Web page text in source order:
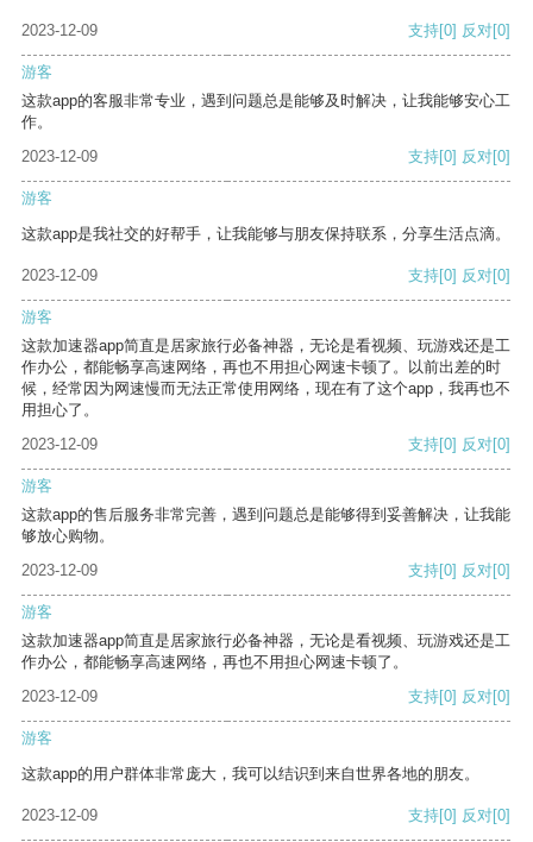
2023-12-09 支持[0] 反对[0]
游客
这款app的客服非常专业，遇到问题总是能够及时解决，让我能够安心工
作。
2023-12-09
支持[0] 反对[0]
游客
这款app是我社交的好帮手，让我能够与朋友保持联系，分享生活点滴。
2023-12-09 支持[0] 反对[0]
游客
这款加速器app简直是居家旅行必备神器，无论是看视频、玩游戏还是工
作办公，都能畅享高速网络，再也不用担心网速卡顿了。以前出差的时
候，经常因为网速慢而无法正常使用网络，现在有了这个app，我再也不
用担心了。
2023-12-09
支持[0] 反对[0]
游客
这款app的售后服务非常完善，遇到问题总是能够得到妥善解决，让我能
够放心购物。
2023-12-09
支持[0] 反对[0]
游客
这款加速器app简直是居家旅行必备神器，无论是看视频、玩游戏还是工
作办公，都能畅享高速网络，再也不用担心网速卡顿了。
2023-12-09
支持[0] 反对[0]
游客
这款app的用户群体非常庞大，我可以结识到来自世界各地的朋友。
2023-12-09 支持[0] 反对[0]